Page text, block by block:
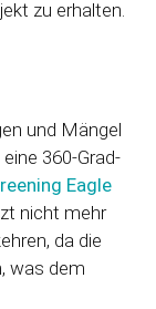
zu erhalten.
und Mängel
360-Grad-
Eagle
nicht mehr
da die
was dem